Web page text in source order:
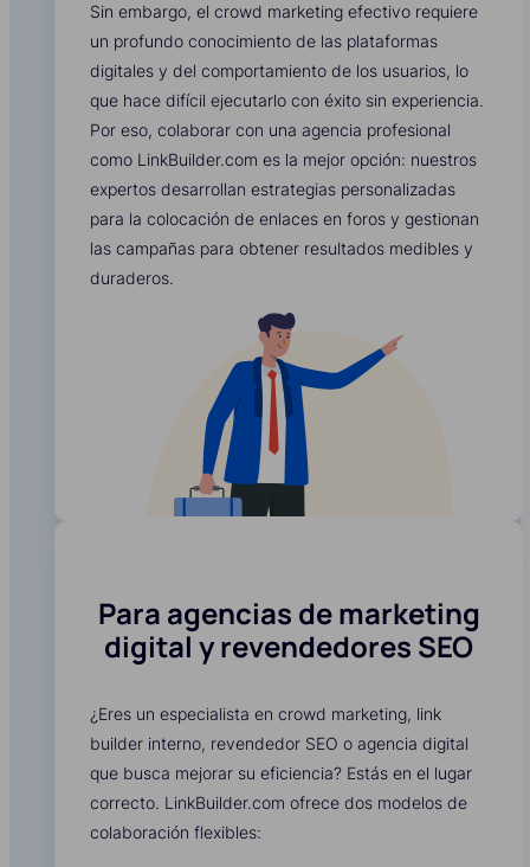
Sin embargo, el crowd marketing efectivo requiere
un profundo conocimiento de las plataformas
digitales y del comportamiento de los usuarios, lo
que hace difícil ejecutarlo con éxito sin experiencia.
Por eso, colaborar con una agencia profesional
como LinkBuilder.com es la mejor opción: nuestros
expertos desarrollan estrategias personalizadas
para la colocación de enlaces en foros y gestionan
las campañas para obtener resultados medibles y
duraderos.
Para agencias de marketing
digital y revendedores SEO
¿Eres un especialista en crowd marketing, link
builder interno, revendedor SEO o agencia digital
que busca mejorar su eficiencia? Estás en el lugar
correcto. LinkBuilder.com ofrece dos modelos de
colaboración flexibles: